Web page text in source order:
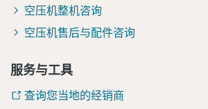
空压机整机咨询
空压机售后与配件咨询
服务与工具
查询您当地的经销商